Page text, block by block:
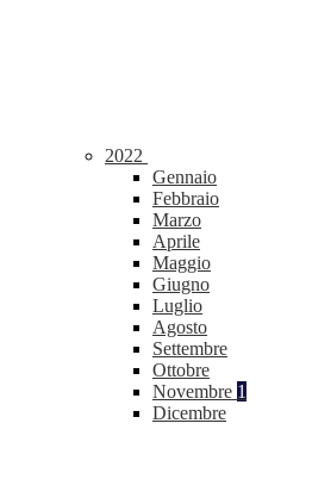
2022
Gennaio
Febbraio
Marzo
Aprile
Maggio
Giugno
Luglio
Agosto
Settembre
Ottobre
Novembre 1
Dicembre